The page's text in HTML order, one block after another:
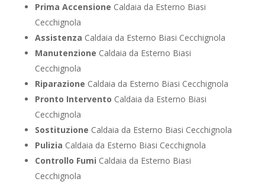
Prima Accensione Caldaia da Esterno Biasi
Cecchignola
Assistenza Caldaia da Esterno Biasi Cecchignola
Manutenzione Caldaia da Esterno Biasi
Cecchignola
Riparazione Caldaia da Esterno Biasi Cecchignola
Pronto Intervento Caldaia da Esterno Biasi
Cecchignola
Sostituzione Caldaia da Esterno Biasi Cecchignola
Pulizia Caldaia da Esterno Biasi Cecchignola
Controllo Fumi Caldaia da Esterno Biasi
Cecchignola